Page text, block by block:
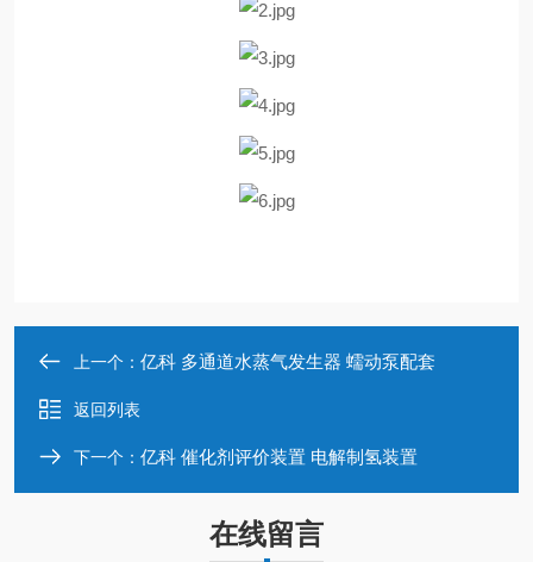
上一个： 亿科 多通道水蒸气发生器 蠕动泵配套
返回列表
下一个： 亿科 催化剂评价装置 电解制氢装置
在线留言